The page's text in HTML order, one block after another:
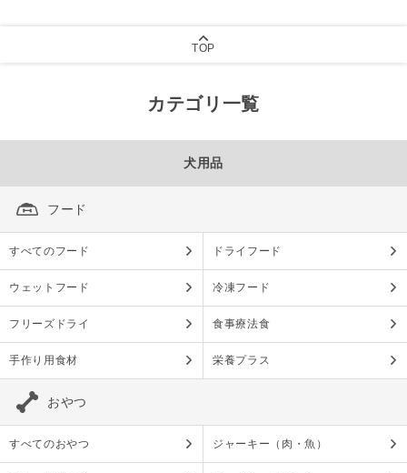
TOP
カテゴリ一覧
犬用品
フード
すべてのフード ドライフード
ウェットフード 冷凍フード
フリーズドライ 食事療法食
手作り用食材 栄養プラス
おやつ
すべてのおやつ ジャーキー（肉・魚）